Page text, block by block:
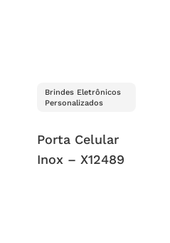
Brindes Eletrônicos
Personalizados
Porta Celular
Inox – X12489